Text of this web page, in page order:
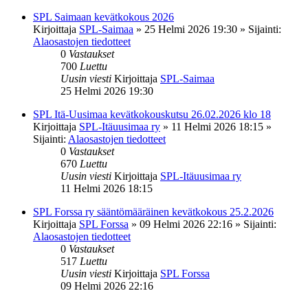
SPL Saimaan kevätkokous 2026
Kirjoittaja SPL-Saimaa » 25 Helmi 2026 19:30 » Sijainti:
Alaosastojen tiedotteet
0 Vastaukset
700 Luettu
Uusin viesti Kirjoittaja SPL-Saimaa
25 Helmi 2026 19:30
SPL Itä-Uusimaa kevätkokouskutsu 26.02.2026 klo 18
Kirjoittaja SPL-Itäuusimaa ry » 11 Helmi 2026 18:15 »
Sijainti: Alaosastojen tiedotteet
0 Vastaukset
670 Luettu
Uusin viesti Kirjoittaja SPL-Itäuusimaa ry
11 Helmi 2026 18:15
SPL Forssa ry sääntömääräinen kevätkokous 25.2.2026
Kirjoittaja SPL Forssa » 09 Helmi 2026 22:16 » Sijainti:
Alaosastojen tiedotteet
0 Vastaukset
517 Luettu
Uusin viesti Kirjoittaja SPL Forssa
09 Helmi 2026 22:16